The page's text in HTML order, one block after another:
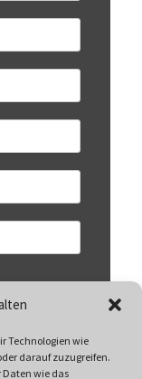
Technologien wie
darauf zuzugreifen.
wie das